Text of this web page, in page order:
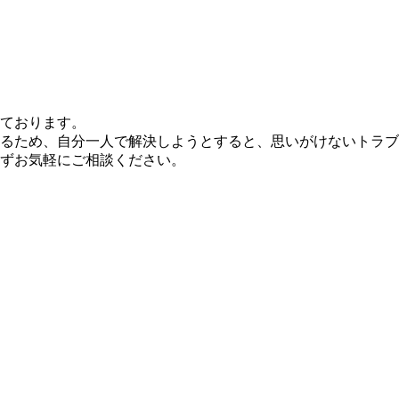
おります。
ため、自分一人で解決しようとすると、思いがけないトラ
お気軽にご相談ください。